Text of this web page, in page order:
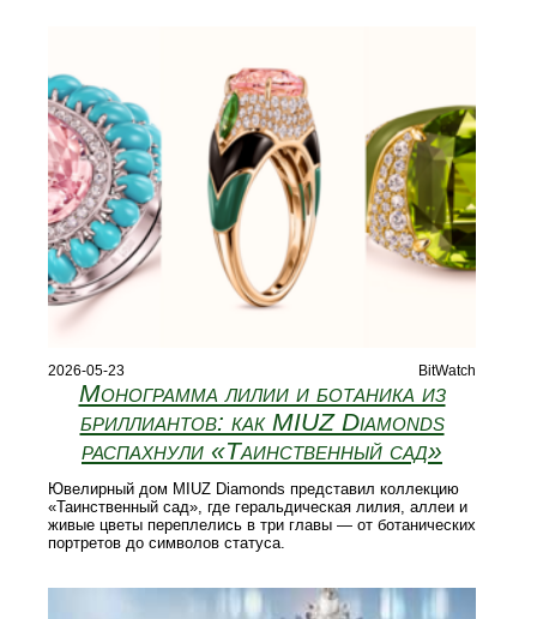
2026-05-23 BitWatch
Монограмма лилии и ботаника из
бриллиантов: как MIUZ Diamonds
распахнули «Таинственный сад»
Ювелирный дом MIUZ Diamonds представил коллекцию
«Таинственный сад», где геральдическая лилия, аллеи и
живые цветы переплелись в три главы — от ботанических
портретов до символов статуса.